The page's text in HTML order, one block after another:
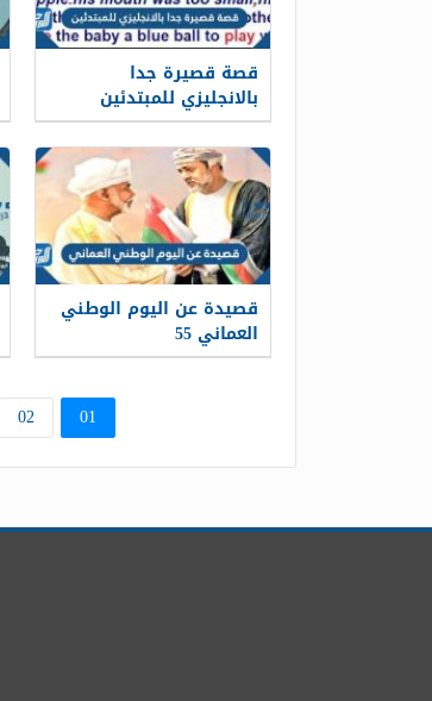
قصة قصيرة جدا
بالانجليزي للمبتدئين
قصيدة عن اليوم الوطني
العماني 55
01
02